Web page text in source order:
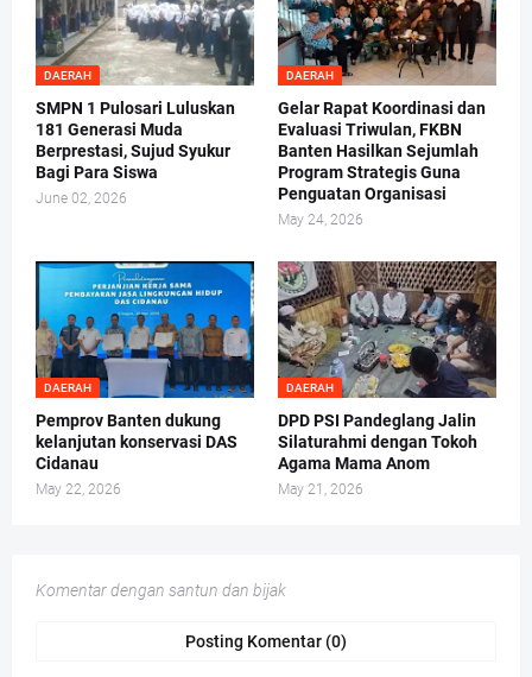
DAERAH
SMPN 1 Pulosari Luluskan
181 Generasi Muda
Berprestasi, Sujud Syukur
Bagi Para Siswa
June 02, 2026
DAERAH
Gelar Rapat Koordinasi dan
Evaluasi Triwulan, FKBN
Banten Hasilkan Sejumlah
Program Strategis Guna
Penguatan Organisasi
May 24, 2026
DAERAH
Pemprov Banten dukung
kelanjutan konservasi DAS
Cidanau
May 22, 2026
DAERAH
DPD PSI Pandeglang Jalin
Silaturahmi dengan Tokoh
Agama Mama Anom
May 21, 2026
Komentar dengan santun dan bijak
Posting Komentar (0)